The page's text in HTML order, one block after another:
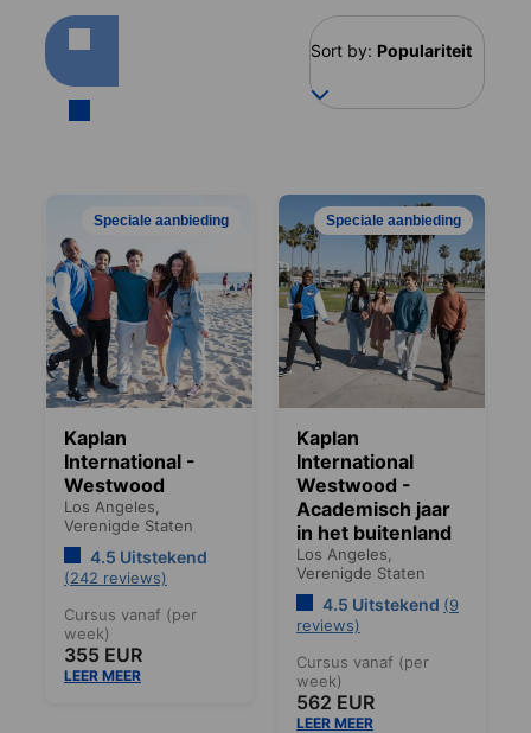
Sort by: Populariteit
Speciale aanbieding
Kaplan
International -
Westwood
Los Angeles,
Verenigde Staten
4.5 Uitstekend
(242 reviews)
Cursus vanaf (per
week)
355 EUR
LEER MEER
Speciale aanbieding
Kaplan
International
Westwood -
Academisch jaar
in het buitenland
Los Angeles,
Verenigde Staten
4.5 Uitstekend (9
reviews)
Cursus vanaf (per
week)
562 EUR
LEER MEER